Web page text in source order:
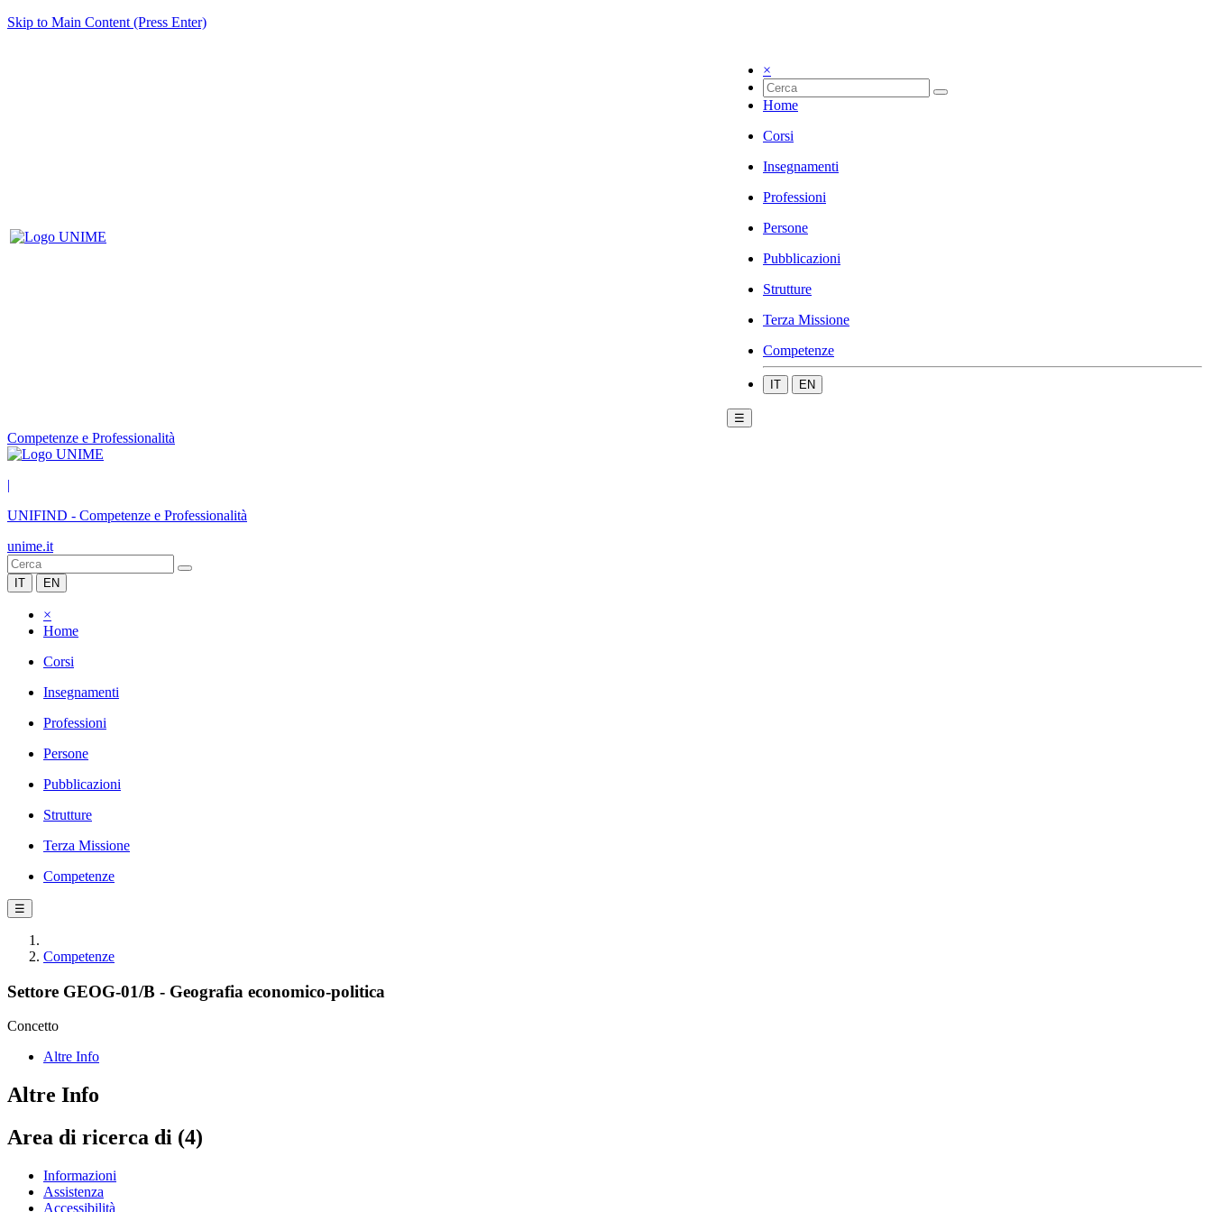
Skip to Main Content (Press Enter)
×
Home
Corsi
Insegnamenti
Professioni
Persone
Pubblicazioni
Strutture
Terza Missione
Competenze
IT EN
☰
Competenze e Professionalità
|
UNIFIND - Competenze e Professionalità
unime.it
IT EN
×
Home
Corsi
Insegnamenti
Professioni
Persone
Pubblicazioni
Strutture
Terza Missione
Competenze
☰
Competenze
Settore GEOG-01/B - Geografia economico-politica
Concetto
Altre Info
Altre Info
Area di ricerca di (4)
Informazioni
Assistenza
Accessibilità